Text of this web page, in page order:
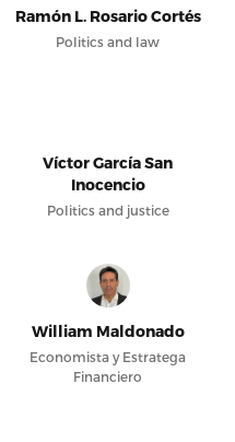
Ramón L. Rosario Cortés
Politics and law
Víctor García San
Inocencio
Politics and justice
William Maldonado
Economista y Estratega
Financiero